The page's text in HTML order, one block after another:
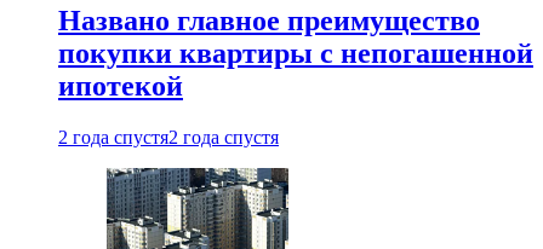
Названо главное преимущество
покупки квартиры с непогашенной
ипотекой
2 года спустя2 года спустя